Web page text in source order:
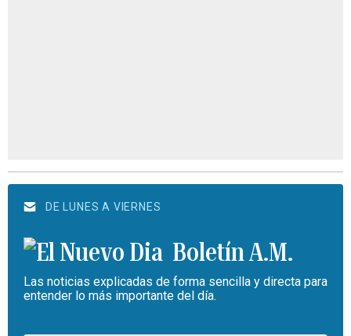
DE LUNES A VIERNES
Boletín A.M.
Las noticias explicadas de forma sencilla y directa para
entender lo más importante del día.